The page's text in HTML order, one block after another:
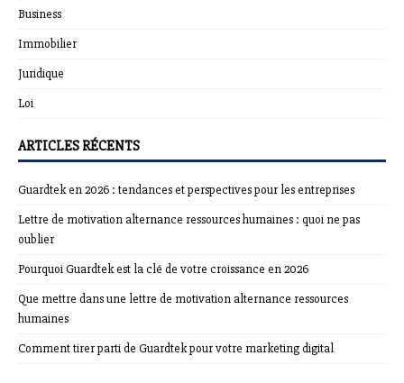
Business
Immobilier
Juridique
Loi
ARTICLES RÉCENTS
Guardtek en 2026 : tendances et perspectives pour les entreprises
Lettre de motivation alternance ressources humaines : quoi ne pas
oublier
Pourquoi Guardtek est la clé de votre croissance en 2026
Que mettre dans une lettre de motivation alternance ressources
humaines
Comment tirer parti de Guardtek pour votre marketing digital